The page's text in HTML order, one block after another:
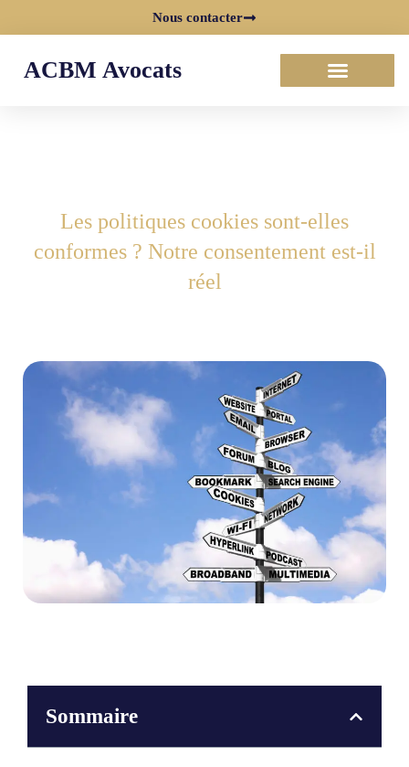
Nous contacter
ACBM Avocats
Les politiques cookies sont-elles
conformes ? Notre consentement est-il
réel
Sommaire